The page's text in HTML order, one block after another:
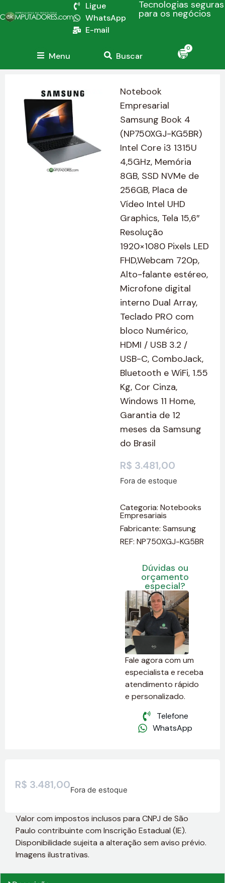
Ligue
WhatsApp
E-mail
Tecnologias seguras
para os negócios
Menu Buscar
0
Notebook
Empresarial
Samsung Book 4
(NP750XGJ-KG5BR)
Intel Core i3 1315U
4,5GHz, Memória
8GB, SSD NVMe de
256GB, Placa de
Vídeo Intel UHD
Graphics, Tela 15,6″
Resolução
1920×1080 Pixels LED
FHD,Webcam 720p,
Alto-falante estéreo,
Microfone digital
interno Dual Array,
Teclado PRO com
bloco Numérico,
HDMI / USB 3.2 /
USB-C, ComboJack,
Bluetooth e WiFi, 1.55
Kg, Cor Cinza,
Windows 11 Home,
Garantia de 12
meses da Samsung
do Brasil
R$ 3.481,00
Fora de estoque
Categoria:Notebooks
Empresariais
Fabricante:Samsung
REF: NP750XGJ-KG5BR
Dúvidas ou
orçamento
especial?
Fale agora com um
especialista e receba
atendimento rápido
e personalizado.
Telefone
WhatsApp
R$ 3.481,00Fora de estoque
Valor com impostos inclusos para CNPJ de São
Paulo contribuinte com Inscrição Estadual (IE).
Disponibilidade sujeita a alteração sem aviso prévio.
Imagens ilustrativas.